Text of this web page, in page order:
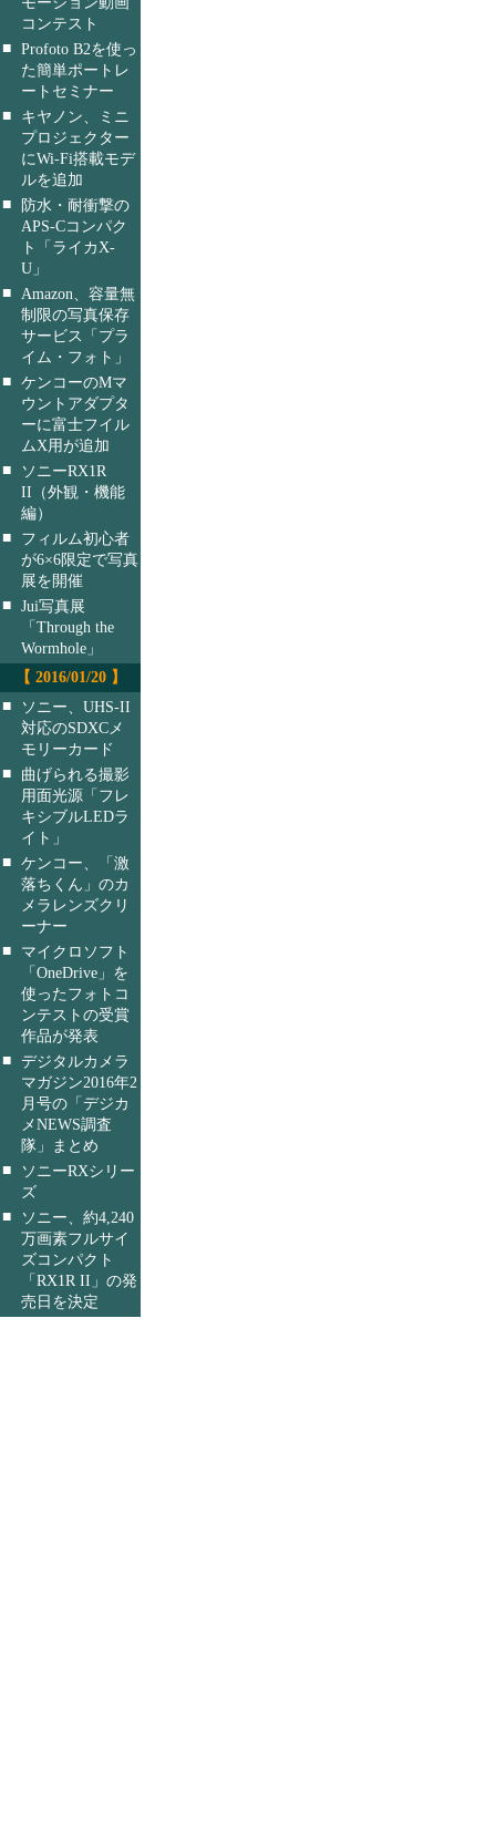
コンテスト
■ Profoto B2を使っ
た簡単ポートレ
ートセミナー
■
キヤノン、ミニ
プロジェクター
にWi-Fi搭載モデ
ルを追加
■
防水・耐衝撃の
APS-Cコンパク
ト「ライカX-
U」
■
Amazon、容量無
制限の写真保存
サービス「プラ
イム・フォト」
■ ケンコーのMマ
ウントアダプタ
ーに富士フイル
ムX用が追加
■
ソニーRX1R
II（外観・機能
編）
■
フィルム初心者
が6×6限定で写真
展を開催
■ Jui写真展
「Through the
Wormhole」
【 2016/01/20 】
■
ソニー、UHS-II
対応のSDXCメ
モリーカード
■
曲げられる撮影
用面光源「フレ
キシブルLEDラ
イト」
■ ケンコー、「激
落ちくん」のカ
メラレンズクリ
ーナー
■
マイクロソフト
「OneDrive」を
使ったフォトコ
ンテストの受賞
作品が発表
■ デジタルカメラ
マガジン2016年2
月号の「デジカ
メNEWS調査
隊」まとめ
■
ソニーRXシリー
ズ
■
ソニー、約4,240
万画素フルサイ
ズコンパクト
「RX1R II」の発
売日を決定